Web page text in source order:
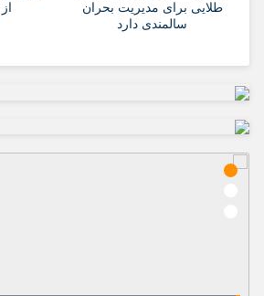
طلایی برای مدیریت بحران
سالمندی دارد